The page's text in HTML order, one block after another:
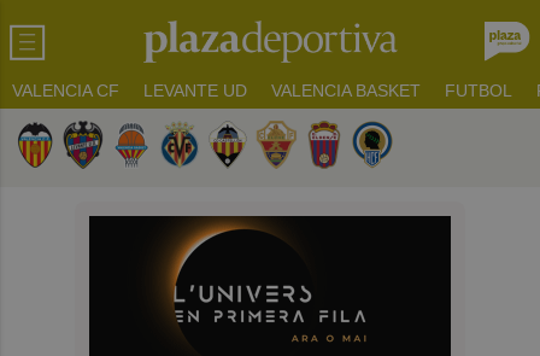
VALENCIA CF LEVANTE UD VALENCIA BASKET FUTBOL